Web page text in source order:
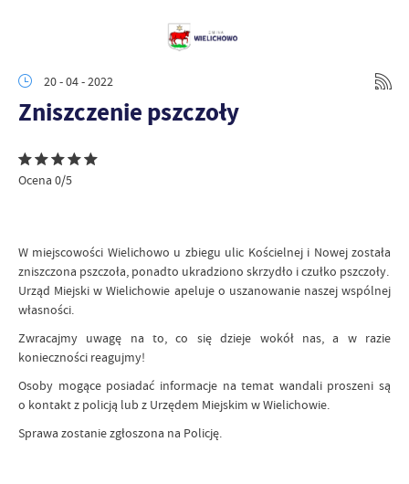
20 - 04 - 2022
Zniszczenie pszczoły
Ocena 0/5
W miejscowości Wielichowo u zbiegu ulic Kościelnej i Nowej została
zniszczona pszczoła, ponadto ukradziono skrzydło i czułko pszczoły.
Urząd Miejski w Wielichowie apeluje o uszanowanie naszej wspólnej
własności.
Zwracajmy uwagę na to, co się dzieje wokół nas, a w razie
konieczności reagujmy!
Osoby mogące posiadać informacje na temat wandali proszeni są
o kontakt z policją lub z Urzędem Miejskim w Wielichowie.
Sprawa zostanie zgłoszona na Policję.